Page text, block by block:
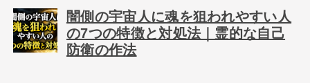
闇側の宇宙人に魂を狙われやすい人
の7つの特徴と対処法｜霊的な自己
防衛の作法